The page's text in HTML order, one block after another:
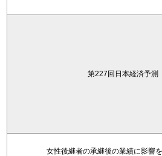
第227回日本経済予測
女性後継者の承継後の業績に影響